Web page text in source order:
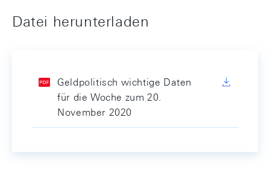
Datei herunterladen
Geldpolitisch wichtige Daten
für die Woche zum 20.
November 2020